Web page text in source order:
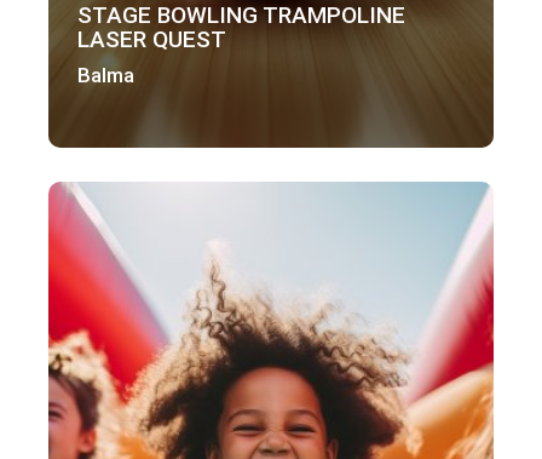
STAGE BOWLING TRAMPOLINE
LASER QUEST
Balma